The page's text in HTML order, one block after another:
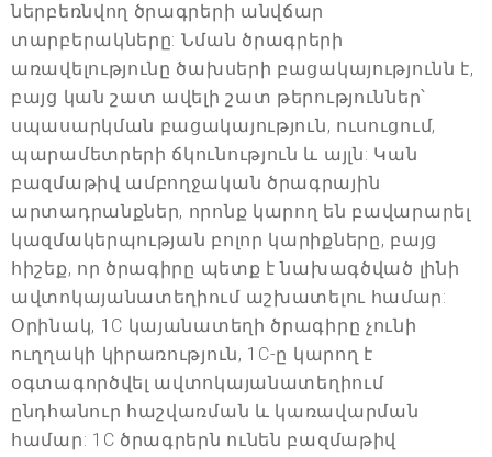
ներբեռնվող ծրագրերի անվճար
տարբերակները: Նման ծրագրերի
առավելությունը ծախսերի բացակայությունն է,
բայց կան շատ ավելի շատ թերություններ՝
սպասարկման բացակայություն, ուսուցում,
պարամետրերի ճկունություն և այլն: Կան
բազմաթիվ ամբողջական ծրագրային
արտադրանքներ, որոնք կարող են բավարարել
կազմակերպության բոլոր կարիքները, բայց
հիշեք, որ ծրագիրը պետք է նախագծված լինի
ավտոկայանատեղիում աշխատելու համար:
Օրինակ, 1C կայանատեղի ծրագիրը չունի
ուղղակի կիրառություն, 1C-ը կարող է
օգտագործվել ավտոկայանատեղիում
ընդհանուր հաշվառման և կառավարման
համար: 1C ծրագրերն ունեն բազմաթիվ